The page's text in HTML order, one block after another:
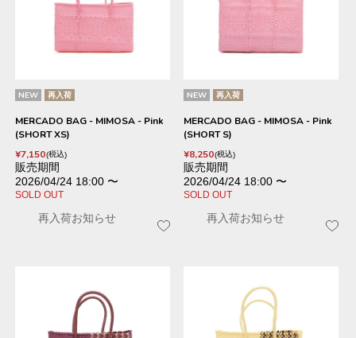
NEW 再入荷
MERCADO BAG - MIMOSA - Pink
(SHORT XS)
¥7,150 税込
販売期間
2026/04/24 18:00 〜
SOLD OUT
再入荷お知らせ
NEW 再入荷
MERCADO BAG - MIMOSA - Pink
(SHORT S)
¥8,250 税込
販売期間
2026/04/24 18:00 〜
SOLD OUT
再入荷お知らせ